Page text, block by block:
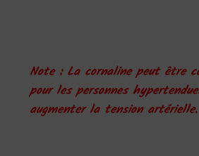
Note : La cornaline peut être
pour les personnes
augmenter la tension artérielle.